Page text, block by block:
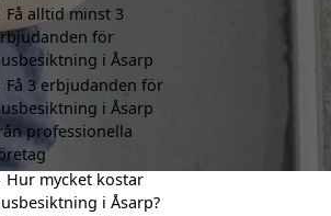
Få alltid minst 3
för
i Åsarp
Få 3 erbjudanden för
i Åsarp
professionella
Hur mycket kostar
i Åsarp?